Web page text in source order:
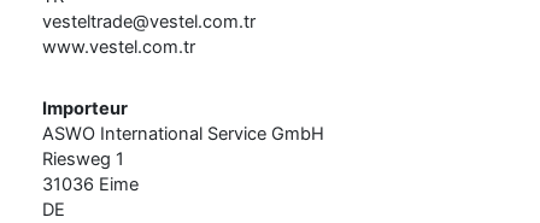
vesteltrade@vestel.com.tr
www.vestel.com.tr
Importeur
ASWO International Service GmbH
Riesweg 1
31036 Eime
DE